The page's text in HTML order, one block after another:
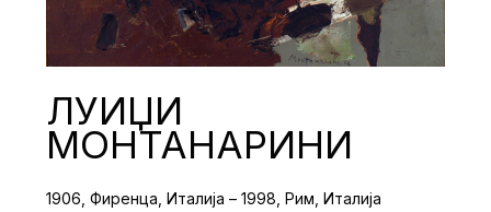
ЛУИЏИ
МОНТАНАРИНИ
1906, Фиренца, Италија – 1998, Рим, Италија